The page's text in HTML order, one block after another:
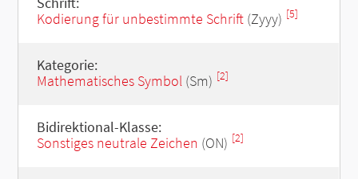
Kodierung für unbestimmte Schrift(Zyyy) [5]
Kategorie:
Mathematisches Symbol(Sm) [2]
Bidirektional-Klasse:
Sonstiges neutrale Zeichen (ON) [2]